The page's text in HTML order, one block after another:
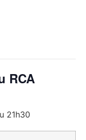
RCA
21h30